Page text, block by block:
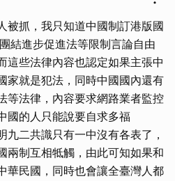
被抓，我只知道中國制訂港版國
結進步促進法等限制言論自由
這些法律內容也認定如果主張中
家就是犯法，同時中國國內還有
等法律，內容要求網路業者監控
國的人只能說要自求多福
九二共識只有一中沒有各表了，
兩制互相牴觸，由此可知如果和
華民國，同時也會讓全臺灣人都